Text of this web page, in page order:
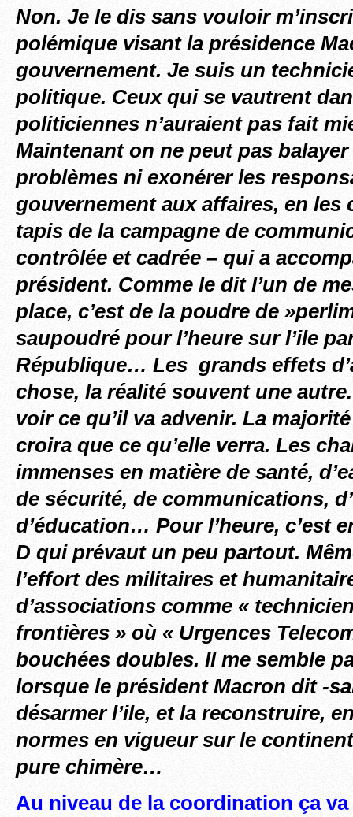
Non. Je le dis sans vouloir
polémique visant la présidence
gouvernement. Je suis un
politique. Ceux qui se vautrent
politiciennes n’auraient pas fait
Maintenant on ne peut pas
problèmes ni exonérer les
gouvernement aux affaires, en les
tapis de la campagne de
contrôlée et cadrée – qui a
président. Comme le dit l’un de
place, c’est de la poudre de
saupoudré pour l’heure sur l’ile
République… Les grands effets
chose, la réalité souvent une
voir ce qu’il va advenir. La
croira que ce qu’elle verra. Les
immenses en matière de santé,
de sécurité, de communications,
d’éducation… Pour l’heure, c’est
D qui prévaut un peu partout.
l’effort des militaires et
d’associations comme «
frontières » où « Urgences
bouchées doubles. Il me semble
lorsque le président Macron dit -
désarmer l’ile, et la reconstruire,
normes en vigueur sur le
pure chimère…
Au niveau de la coordination ça